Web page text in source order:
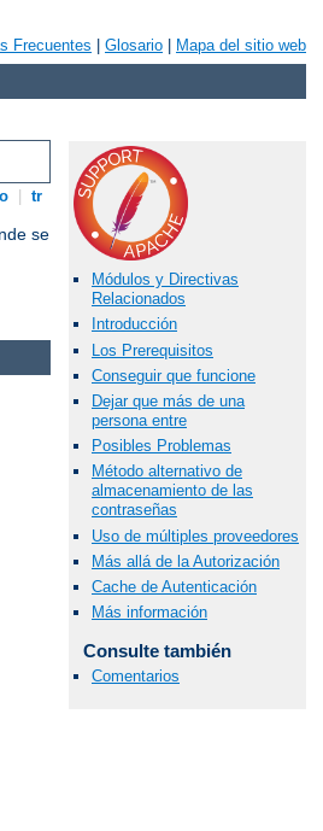
Frecuentes Glosario Mapa del sitio web
tr
se
Módulos y Directivas
Relacionados
Introducción
Los Prerequisitos
Conseguir que funcione
Dejar que más de una
persona entre
Posibles Problemas
Método alternativo de
almacenamiento de las
contraseñas
Uso de múltiples proveedores
Más allá de la Autorización
Cache de Autenticación
Más información
Consulte también
Comentarios